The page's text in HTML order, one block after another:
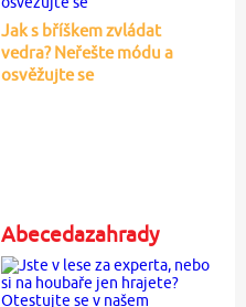
Jak s bříškem zvládat
vedra? Neřešte módu a
osvěžujte se
Abecedazahrady